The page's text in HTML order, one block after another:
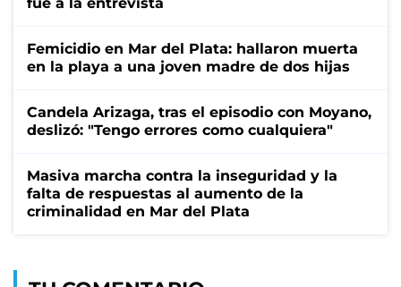
Femicidio en Mar del Plata: hallaron muerta
en la playa a una joven madre de dos hijas
Candela Arizaga, tras el episodio con Moyano,
deslizó: "Tengo errores como cualquiera"
Masiva marcha contra la inseguridad y la
falta de respuestas al aumento de la
criminalidad en Mar del Plata